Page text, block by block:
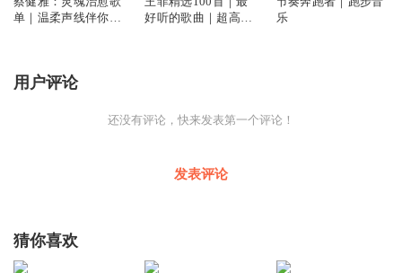
单｜温柔声线伴你入
好听的歌曲｜超高清
乐
用户评论
还没有评论，快来发表第一个评论！
发表评论
猜你喜欢